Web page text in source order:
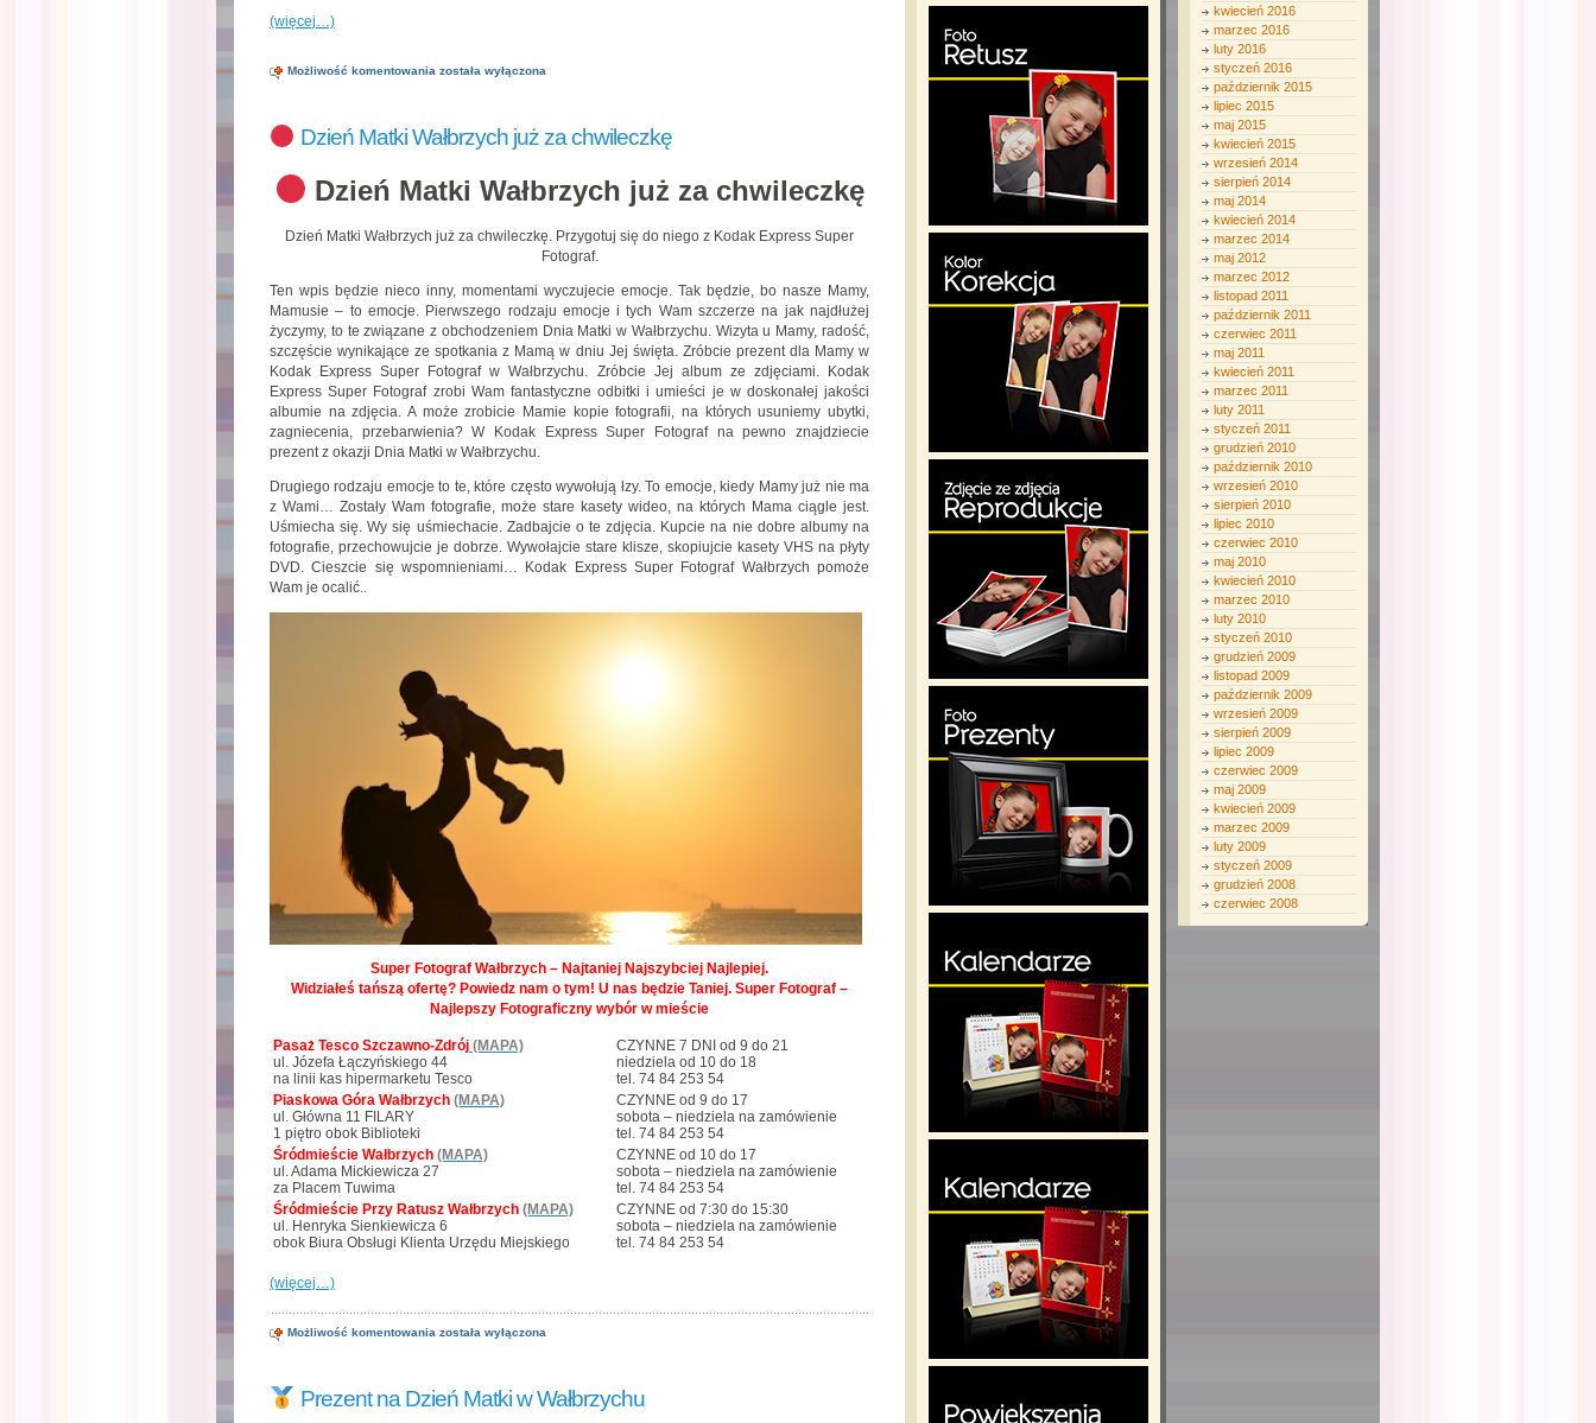
(więcej…)
Możliwość komentowania
Matki
Wałbrzych
została wyłączona
Dzień Matki Wałbrzych już za chwileczkę
Dzień Matki Wałbrzych już za chwileczkę
Dzień Matki Wałbrzych już za chwileczkę. Przygotuj się do niego z Kodak Express Super
Fotograf.
Ten wpis będzie nieco inny, momentami wyczujecie emocje. Tak będzie, bo nasze Mamy,
Mamusie – to emocje. Pierwszego rodzaju emocje i tych Wam szczerze na jak najdłużej
życzymy, to te związane z obchodzeniem Dnia Matki w Wałbrzychu. Wizyta u Mamy, radość,
szczęście wynikające ze spotkania z Mamą w dniu Jej święta. Zróbcie prezent dla Mamy w
Kodak Express Super Fotograf w Wałbrzychu. Zróbcie Jej album ze zdjęciami. Kodak
Express Super Fotograf zrobi Wam fantastyczne odbitki i umieści je w doskonałej jakości
albumie na zdjęcia. A może zrobicie Mamie kopie fotografii, na których usuniemy ubytki,
zagniecenia, przebarwienia? W Kodak Express Super Fotograf na pewno znajdziecie
prezent z okazji Dnia Matki w Wałbrzychu.
Drugiego rodzaju emocje to te, które często wywołują łzy. To emocje, kiedy Mamy już nie ma
z Wami… Zostały Wam fotografie, może stare kasety wideo, na których Mama ciągle jest.
Uśmiecha się. Wy się uśmiechacie. Zadbajcie o te zdjęcia. Kupcie na nie dobre albumy na
fotografie, przechowujcie je dobrze. Wywołajcie stare klisze, skopiujcie kasety VHS na płyty
DVD. Cieszcie się wspomnieniami… Kodak Express Super Fotograf Wałbrzych pomoże
Wam je ocalić..
Super Fotograf Wałbrzych – Najtaniej Najszybciej Najlepiej.
Widziałeś tańszą ofertę? Powiedz nam o tym! U nas będzie Taniej. Super Fotograf –
Najlepszy Fotograficzny wybór w mieście
Pasaż Tesco Szczawno-Zdrój (MAPA)
ul. Józefa Łączyńskiego 44
na linii kas hipermarketu Tesco
CZYNNE 7 DNI od 9 do 21
niedziela od 10 do 18
tel. 74 84 253 54
Piaskowa Góra Wałbrzych (MAPA)
ul. Główna 11 FILARY
1 piętro obok Biblioteki
CZYNNE od 9 do 17
sobota – niedziela na zamówienie
tel. 74 84 253 54
Śródmieście Wałbrzych (MAPA)
ul. Adama Mickiewicza 27
za Placem Tuwima
CZYNNE od 10 do 17
sobota – niedziela na zamówienie
tel. 74 84 253 54
Śródmieście Przy Ratusz Wałbrzych (MAPA)
ul. Henryka Sienkiewicza 6
obok Biura Obsługi Klienta Urzędu Miejskiego
CZYNNE od 7:30 do 15:30
sobota – niedziela na zamówienie
tel. 74 84 253 54
(więcej…)
Możliwość komentowania
za
chwileczkę
została wyłączona
Prezent na Dzień Matki w Wałbrzychu
kwiecień 2016
marzec 2016
luty 2016
styczeń 2016
październik 2015
lipiec 2015
maj 2015
kwiecień 2015
wrzesień 2014
sierpień 2014
maj 2014
kwiecień 2014
marzec 2014
maj 2012
marzec 2012
listopad 2011
październik 2011
czerwiec 2011
maj 2011
kwiecień 2011
marzec 2011
luty 2011
styczeń 2011
grudzień 2010
październik 2010
wrzesień 2010
sierpień 2010
lipiec 2010
czerwiec 2010
maj 2010
kwiecień 2010
marzec 2010
luty 2010
styczeń 2010
grudzień 2009
listopad 2009
październik 2009
wrzesień 2009
sierpień 2009
lipiec 2009
czerwiec 2009
maj 2009
kwiecień 2009
marzec 2009
luty 2009
styczeń 2009
grudzień 2008
czerwiec 2008